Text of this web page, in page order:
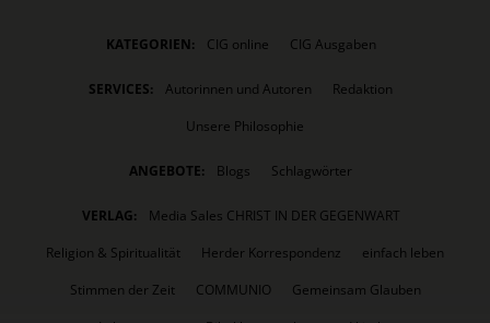
KATEGORIEN: CIG online CIG Ausgaben
SERVICES: Autorinnen und Autoren
Redaktion
Unsere Philosophie
ANGEBOTE: Blogs Schlagwörter
VERLAG:
Media Sales CHRIST IN DER GEGENWART
Religion & Spiritualität
Herder Korrespondenz
einfach leben
Stimmen der Zeit
COMMUNIO
Gemeinsam Glauben